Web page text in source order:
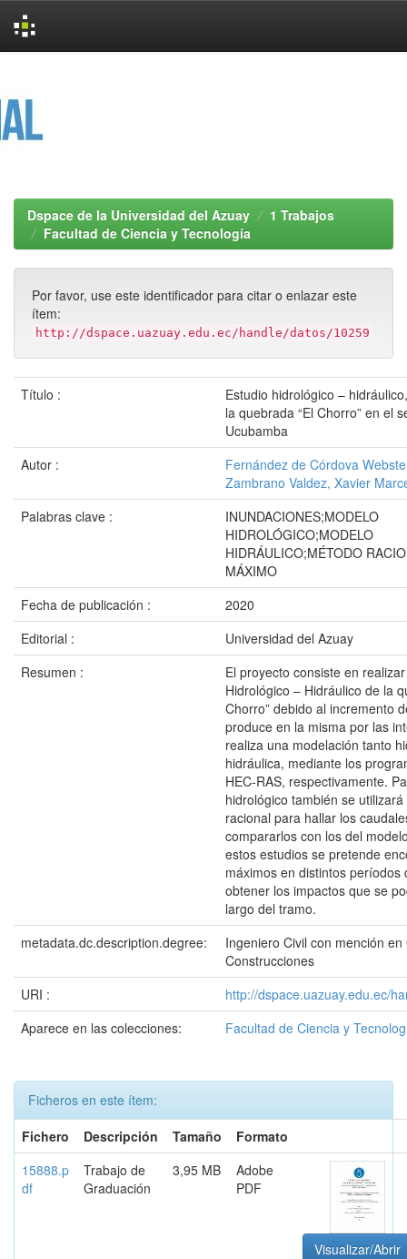
Dspace de la Universidad del Azuay
1 Trabajos
Facultad de Ciencia y Tecnología
Por favor, use este identificador para citar o enlazar este
ítem:
http://dspace.uazuay.edu.ec/handle/datos/10259
Título :
Estudio hidrológico –
la quebrada “El Chorro” en el
Ucubamba
Autor :
Fernández de Córdova
Zambrano Valdez, Xavier
Palabras clave :
INUNDACIONES;MODELO
HIDROLÓGICO;MODELO
HIDRÁULICO;MÉTODO
MÁXIMO
Fecha de publicación :
2020
Editorial :
Universidad del Azuay
Resumen :
El proyecto consiste en
Hidrológico – Hidráulico de la
Chorro” debido al incremento
produce en la misma por las
realiza una modelación tanto
hidráulica, mediante los
HEC-RAS, respectivamente.
hidrológico también se
racional para hallar los
compararlos con los del
estos estudios se pretende
máximos en distintos períodos
obtener los impactos que se
largo del tramo.
metadata.dc.description.degree:
Ingeniero Civil con mención
Construcciones
URI :
http://dspace.uazuay.edu.ec/
Aparece en las colecciones:
Facultad de Ciencia y
Ficheros en este ítem:
Fichero
Descripción Tamaño
Formato
15888.p
df
Trabajo de
Graduación
3,95 MB
Adobe
PDF
Visualizar/Abrir